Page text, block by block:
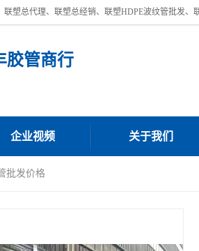
胶管商行
企业视频 关于我们
批发价格